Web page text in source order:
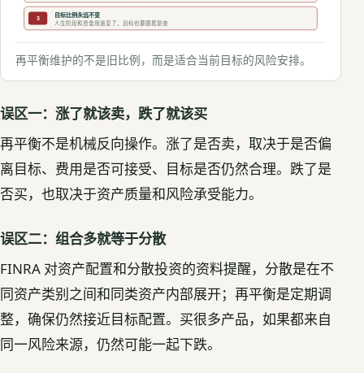
3 目标比例永远不变
人生阶段和资金用途变了，目标也要跟着复查
再平衡维护的不是旧比例，而是适合当前目标的风险安排。
误区一：涨了就该卖，跌了就该买
再平衡不是机械反向操作。涨了是否卖，取决于是否偏
离目标、费用是否可接受、目标是否仍然合理。跌了是
否买，也取决于资产质量和风险承受能力。
误区二：组合多就等于分散
FINRA 对资产配置和分散投资的资料提醒，分散是在不
同资产类别之间和同类资产内部展开；再平衡是定期调
整，确保仍然接近目标配置。买很多产品，如果都来自
同一风险来源，仍然可能一起下跌。